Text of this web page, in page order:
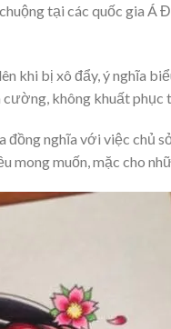
tại các quốc gia Á
khi bị xô đẩy, ý nghĩa
cường, không khuất
đồng nghĩa với việc chủ
mong muốn, mặc cho